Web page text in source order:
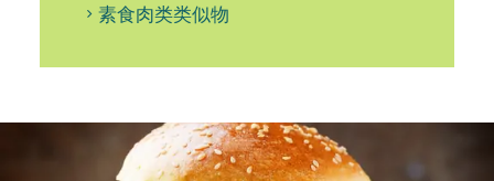
素食肉类类似物